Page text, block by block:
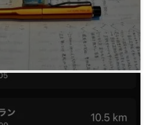
道 番外編 英検バッジ取得
ャーペンの話をする - クルトガ